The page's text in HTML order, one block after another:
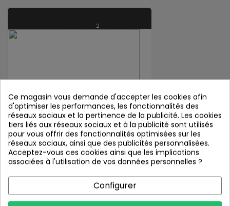
1-Taille
2-
Couleur 3-Texte
0,00 €
Quantité:
Ce magasin vous demande d'accepter les cookies afin
d'optimiser les performances, les fonctionnalités des
réseaux sociaux et la pertinence de la publicité. Les cookies
tiers liés aux réseaux sociaux et à la publicité sont utilisés
pour vous offrir des fonctionnalités optimisées sur les
réseaux sociaux, ainsi que des publicités personnalisées.
Acceptez-vous ces cookies ainsi que les implications
associées à l'utilisation de vos données personnelles ?
Configurer